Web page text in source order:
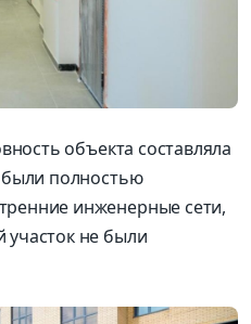
объекта составляла
были полностью
инженерные сети,
не были